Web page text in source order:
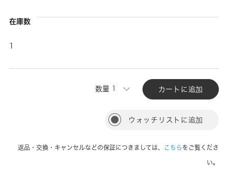
在庫数
1
数量 カートに追加
ウォッチリストに追加
返品・交換・キャンセルなどの保証につきましては、 こちら をご覧くださ
い。